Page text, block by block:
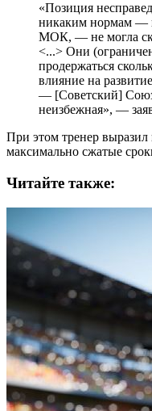
«Позиция
никаким нормам —
МОК, — не могла
<...> Они
продержаться
влияние на
— [Советский]
неизбежная», —
При этом тренер выразил
максимально сжатые
Читайте также: